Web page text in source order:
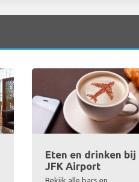
Eten en drinken bij
JFK Airport